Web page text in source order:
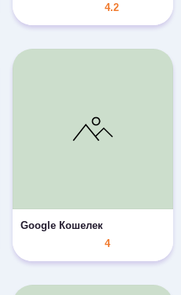
4.2
Google Кошелек
4